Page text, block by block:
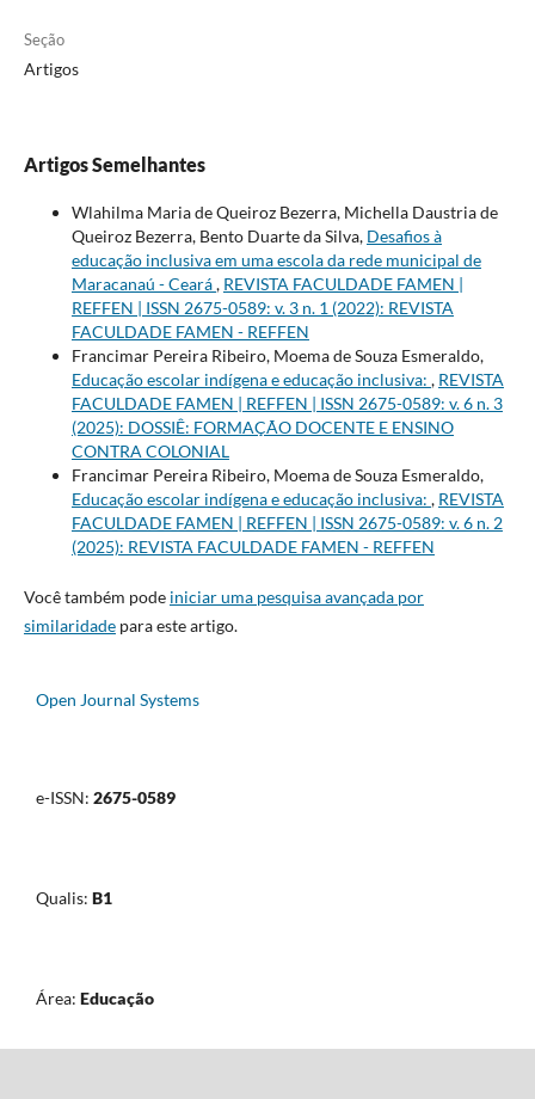
Seção
Artigos
Artigos Semelhantes
Wlahilma Maria de Queiroz Bezerra, Michella Daustria de
Queiroz Bezerra, Bento Duarte da Silva, Desafios à
educação inclusiva em uma escola da rede municipal de
Maracanaú - Ceará, REVISTA FACULDADE FAMEN |
REFFEN | ISSN 2675-0589: v. 3 n. 1 (2022): REVISTA
FACULDADE FAMEN - REFFEN
Francimar Pereira Ribeiro, Moema de Souza Esmeraldo,
Educação escolar indígena e educação inclusiva: , REVISTA
FACULDADE FAMEN | REFFEN | ISSN 2675-0589: v. 6 n. 3
(2025): DOSSIÊ: FORMAÇÃO DOCENTE E ENSINO
CONTRA COLONIAL
Francimar Pereira Ribeiro, Moema de Souza Esmeraldo,
Educação escolar indígena e educação inclusiva: , REVISTA
FACULDADE FAMEN | REFFEN | ISSN 2675-0589: v. 6 n. 2
(2025): REVISTA FACULDADE FAMEN - REFFEN
Você também pode iniciar uma pesquisa avançada por
similaridadepara este artigo.
Open Journal Systems
e-ISSN: 2675-0589
Qualis: B1
Área: Educação